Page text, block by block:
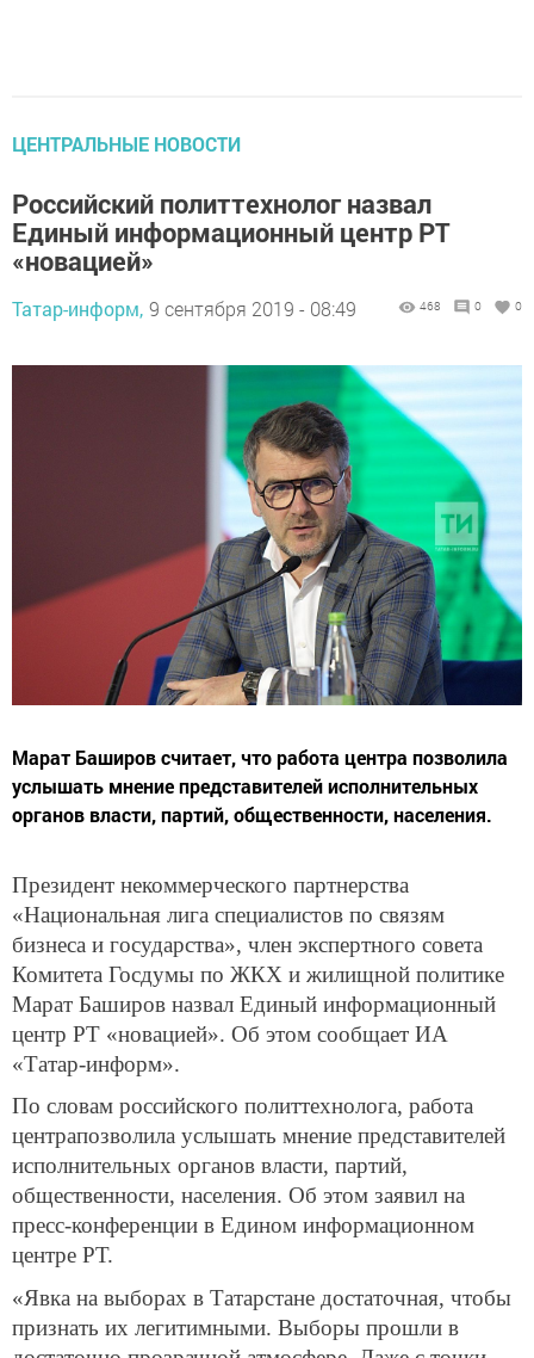
ЦЕНТРАЛЬНЫЕ НОВОСТИ
Российский политтехнолог назвал
Единый информационный центр РТ
«новацией»
Татар-информ, 9 сентября 2019 - 08:49 468 0 0
Марат Баширов считает, что работа центра позволила
услышать мнение представителей исполнительных
органов власти, партий, общественности, населения.
Президент некоммерческого партнерства
«Национальная лига специалистов по связям
бизнеса и государства», член экспертного совета
Комитета Госдумы по ЖКХ и жилищной политике
Марат Баширов назвал Единый информационный
центр РТ «новацией». Об этом сообщает ИА
«Татар-информ».
По словам российского политтехнолога, работа
центрапозволила услышать мнение представителей
исполнительных органов власти, партий,
общественности, населения. Об этом заявил на
пресс-конференции в Едином информационном
центре РТ.
«Явка на выборах в Татарстане достаточная, чтобы
признать их легитимными. Выборы прошли в